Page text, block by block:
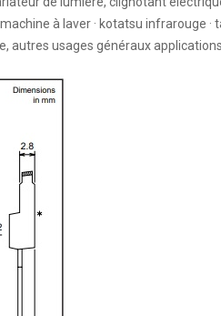
à laver · kotatsu infrarouge ·
autres usages généraux